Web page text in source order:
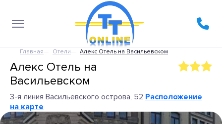
Главная Отели Алекс Отель на Васильевском
Алекс Отель на
Васильевском
3-я линия Васильевского острова, 52 Расположение
на карте